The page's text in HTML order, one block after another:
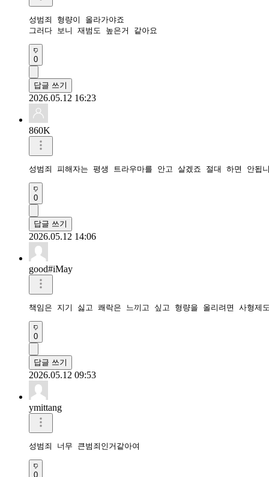
성범죄 형량이 올라가야죠
그러다 보니 재범도 높은거 같아요
0
답글 쓰기
2026.05.12 16:23
860K
성범죄 피해자는 평생 트라우마를 안고 살겠죠 절대 하면 안됩
0
답글 쓰기
2026.05.12 14:06
good#iMay
책임은 지기 싫고 쾌락은 느끼고 싶고 형량을 올리려면 사형제
0
답글 쓰기
2026.05.12 09:53
ymittang
성범죄 너무 큰범죄인거같아여
0